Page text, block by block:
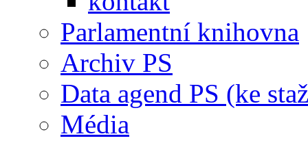
Parlamentní knihovna
Archiv PS
Data agend PS (ke
Média